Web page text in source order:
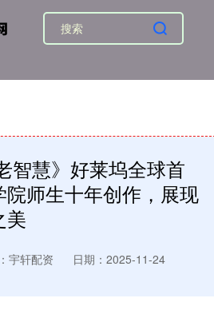
智慧》好莱坞全球首
师生十年创作，展现
美
宇轩配资
日期：2025-11-24